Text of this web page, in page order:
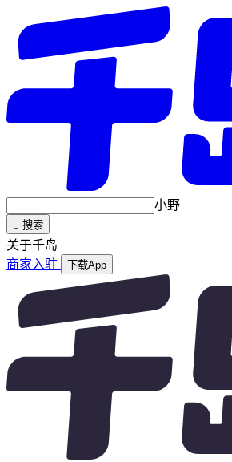
小野
 搜索
关于千岛
商家入驻
下载App